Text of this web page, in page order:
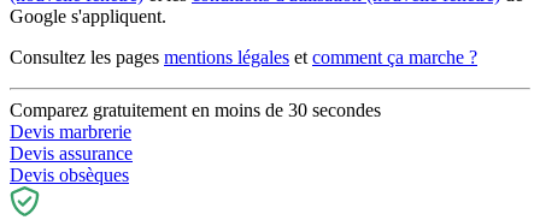
Google s'appliquent.
Consultez les pages mentions légales et comment ça marche ?
Comparez gratuitement en moins de 30 secondes
Devis marbrerie
Devis assurance
Devis obsèques